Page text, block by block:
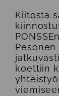
Kiitosta
koettiin